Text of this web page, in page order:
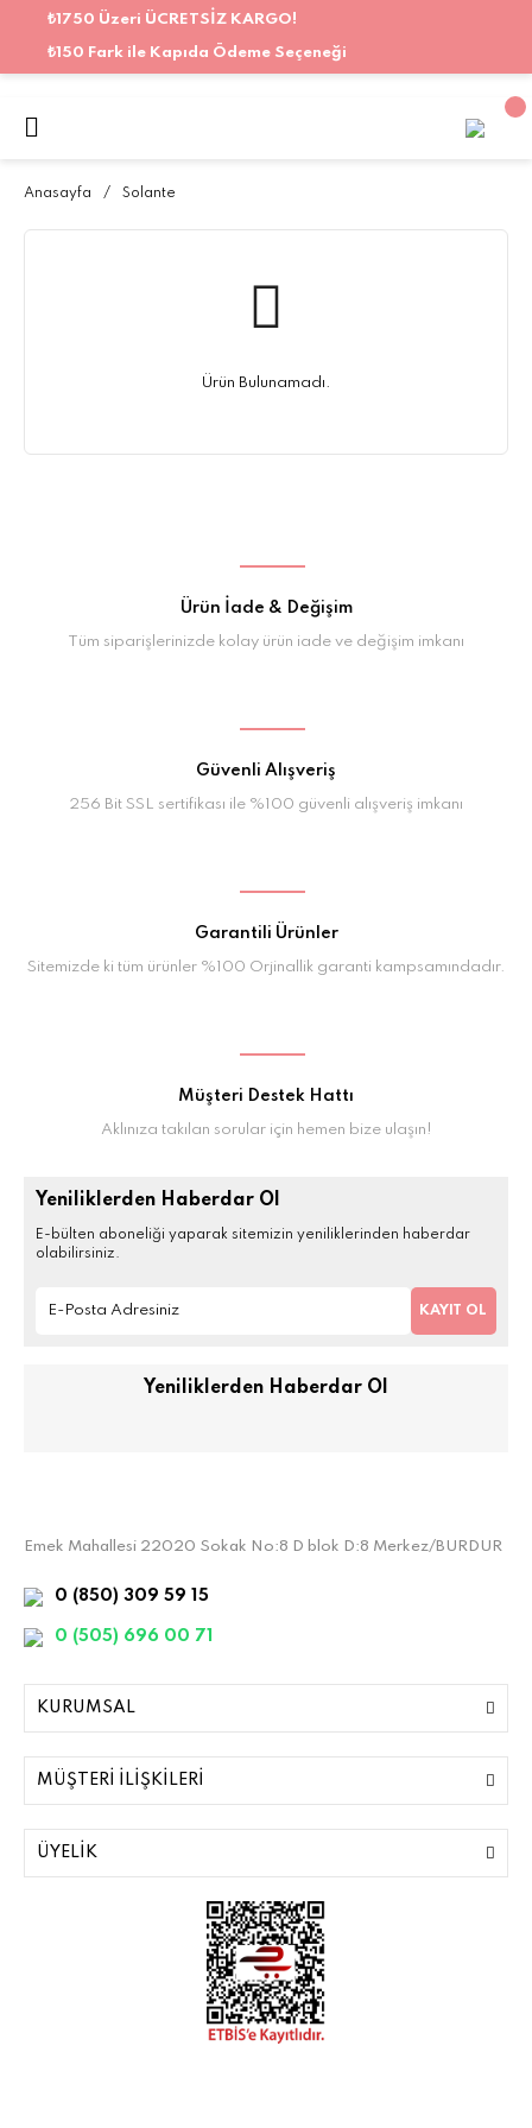
₺1750 Üzeri ÜCRETSİZ KARGO!
₺150 Fark ile Kapıda Ödeme Seçeneği
Anasayfa Solante
Ürün Bulunamadı.
Ürün İade & Değişim
Tüm siparişlerinizde kolay ürün iade ve değişim imkanı
Güvenli Alışveriş
256 Bit SSL sertifikası ile %100 güvenli alışveriş imkanı
Garantili Ürünler
Sitemizde ki tüm ürünler %100 Orjinallik garanti kampsamındadır.
Müşteri Destek Hattı
Aklınıza takılan sorular için hemen bize ulaşın!
Yeniliklerden Haberdar Ol
E-bülten aboneliği yaparak sitemizin yeniliklerinden haberdar
olabilirsiniz.
KAYIT OL
Yeniliklerden Haberdar Ol
Emek Mahallesi 22020 Sokak No:8 D blok D:8 Merkez/BURDUR
0 (850) 309 59 15
0 (505) 696 00 71
KURUMSAL
MÜŞTERİ İLİŞKİLERİ
ÜYELİK